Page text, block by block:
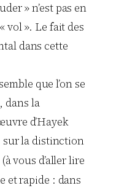
» n’est pas en
vol ». Le fait des
dans cette
que l’on se
dans la
d’Hayek
la distinction
(à vous d’aller lire
et rapide : dans